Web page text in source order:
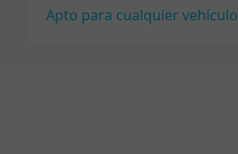
Apto para cualquier vehículo